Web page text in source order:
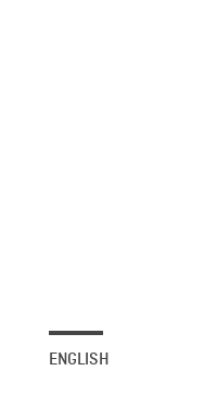
ENGLISH